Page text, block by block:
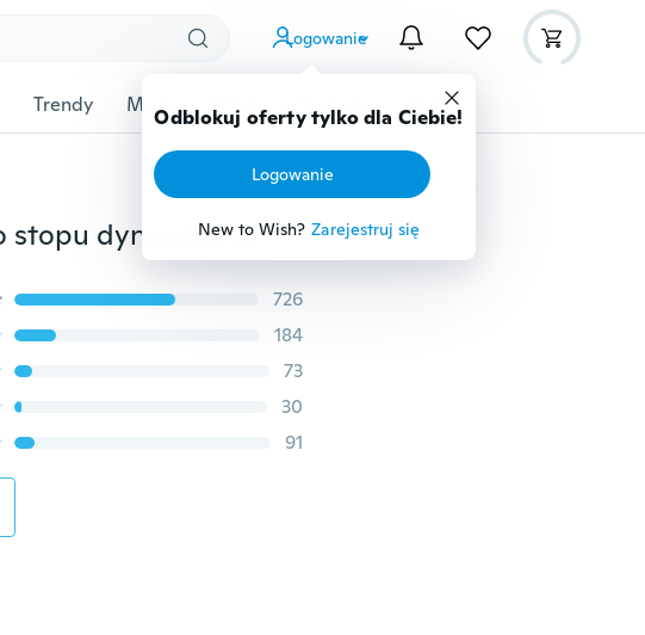
Logowanie
Odblokuj oferty tylko dla Ciebie!
Logowanie
New to Wish? Zarejestruj się
Trendy Moda Przybory dziecięce Więcej
120 cm/150 cm samochód dodatkowe światło stopu dynamiczny Streamer pływająca taśma LED 12v bagażnik samochodowy tylny hamulec działa tylna klapa kierunkowskaz
726
184
73
30
91